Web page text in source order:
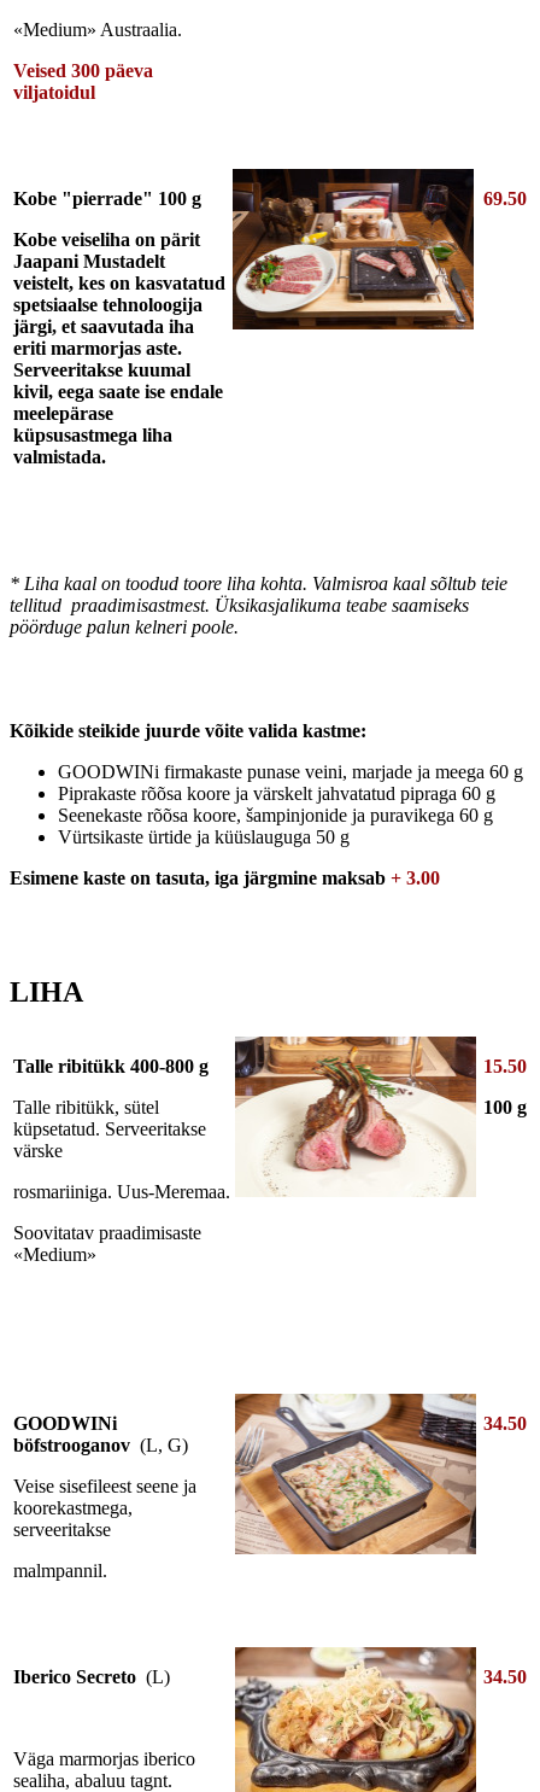
«Medium» Austraalia.
Veised 300 päeva
viljatoidul
Kobe "pierrade" 100 g
Kobe veiseliha on pärit
Jaapani Mustadelt
veistelt, kes on kasvatatud
spetsiaalse tehnoloogija
järgi, et saavutada iha
eriti marmorjas aste.
Serveeritakse kuumal
kivil, eega saate ise endale
meelepärase
küpsusastmega liha
valmistada.
69.50
* Liha kaal on toodud toore liha kohta. Valmisroa kaal sõltub teie
tellitud praadimisastmest. Üksikasjalikuma teabe saamiseks
pöörduge palun kelneri poole.
Kõikide steikide juurde võite valida kastme:
GOODWINi firmakaste punase veini, marjade ja meega 60 g
Piprakaste rõõsa koore ja värskelt jahvatatud pipraga 60 g
Seenekaste rõõsa koore, šampinjonide ja puravikega 60 g
Vürtsikaste ürtide ja küüslauguga 50 g
Esimene kaste on tasuta, iga järgmine maksab + 3.00
LIHA
Talle ribitükk 400-800 g
Talle ribitükk, sütel
küpsetatud. Serveeritakse
värske
rosmariiniga. Uus-Meremaa.
Soovitatav praadimisaste
«Medium»
15.50
100 g
GOODWINi
böfstrooganov (L, G)
Veise sisefileest seene ja
koorekastmega,
serveeritakse
malmpannil.
34.50
Iberico Secreto (L)
Väga marmorjas iberico
sealiha, abaluu tagnt.
34.50